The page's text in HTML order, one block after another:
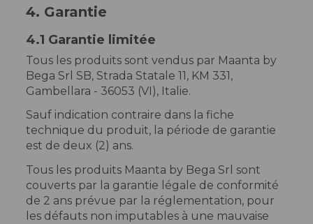
4. Garantie
4.1 Garantie limitée
Tous les produits sont vendus par Maanta by
Bega Srl SB, Strada Statale 11, KM 331,
Gambellara - 36053 (VI), Italie.
Sauf indication contraire dans la fiche
technique du produit, la période de garantie
est de deux (2) ans.
Tous les produits Maanta by Bega Srl sont
couverts par la garantie légale de conformité
de 2 ans prévue par la réglementation, pour
les défauts non imputables à une mauvaise